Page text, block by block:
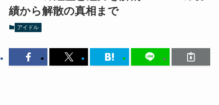
績から解散の真相まで
アイドル